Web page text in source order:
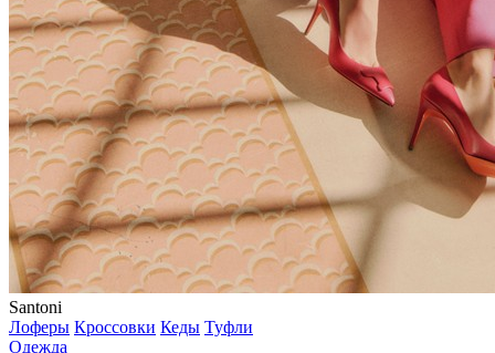
Santoni
Лоферы Кроссовки Кеды Туфли
Одежда